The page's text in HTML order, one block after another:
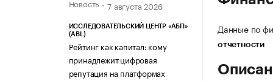
Новость 7 августа 2026
ИССЛЕДОВАТЕЛЬСКИЙ ЦЕНТР «АБП»
(ABL)
Рейтинг как капитал: кому
принадлежит цифровая
репутация на платформах
Данные по
отчетности